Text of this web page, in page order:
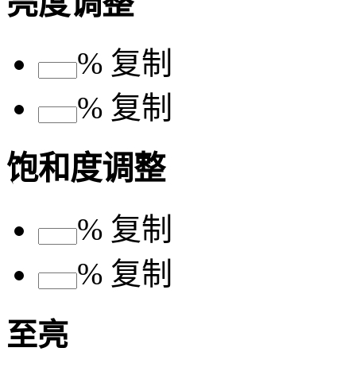
% 复制
% 复制
饱和度调整
% 复制
% 复制
至亮